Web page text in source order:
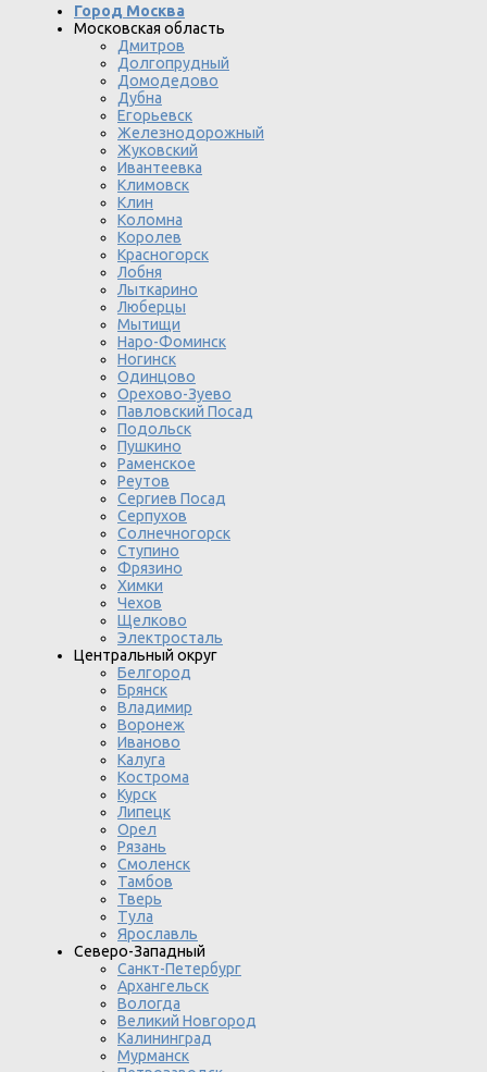
Город Москва
Московская область
Дмитров
Долгопрудный
Домодедово
Дубна
Егорьевск
Железнодорожный
Жуковский
Ивантеевка
Климовск
Клин
Коломна
Королев
Красногорск
Лобня
Лыткарино
Люберцы
Мытищи
Наро-Фоминск
Ногинск
Одинцово
Орехово-Зуево
Павловский Посад
Подольск
Пушкино
Раменское
Реутов
Сергиев Посад
Серпухов
Солнечногорск
Ступино
Фрязино
Химки
Чехов
Щелково
Электросталь
Центральный округ
Белгород
Брянск
Владимир
Воронеж
Иваново
Калуга
Кострома
Курск
Липецк
Орел
Рязань
Смоленск
Тамбов
Тверь
Тула
Ярославль
Северо-Западный
Санкт-Петербург
Архангельск
Вологда
Великий Новгород
Калининград
Мурманск